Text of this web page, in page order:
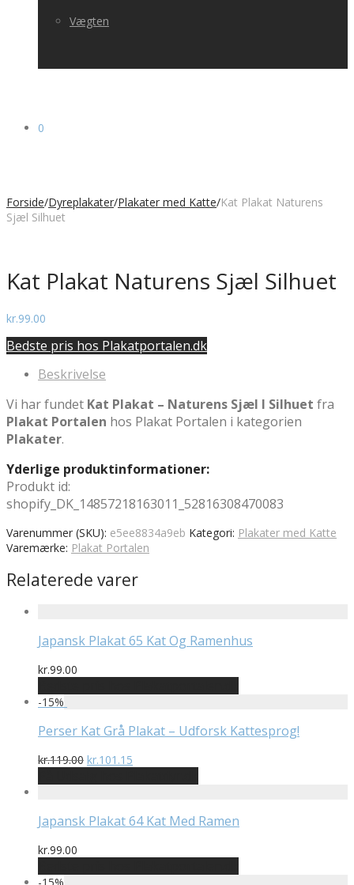
Vægten
0
Forside/Dyreplakater/Plakater med Katte/Kat Plakat Naturens
Sjæl Silhuet
Kat Plakat Naturens Sjæl Silhuet
kr.99.00
Bedste pris hos Plakatportalen.dk
Beskrivelse
Vi har fundet Kat Plakat – Naturens Sjæl I Silhuet fra
Plakat Portalen hos Plakat Portalen i kategorien
Plakater.
Yderlige produktinformationer:
Produkt id:
shopify_DK_14857218163011_52816308470083
Varenummer (SKU): e5ee8834a9eb Kategori: Plakater med Katte
Varemærke: Plakat Portalen
Relaterede varer
Japansk Plakat 65 Kat Og Ramenhus
kr.99.00
-15%
Perser Kat Grå Plakat – Udforsk Kattesprog!
kr.119.00 Den
pris
kr.119.00.
kr.101.15
pris
kr.101.15.
Japansk Plakat 64 Kat Med Ramen
kr.99.00